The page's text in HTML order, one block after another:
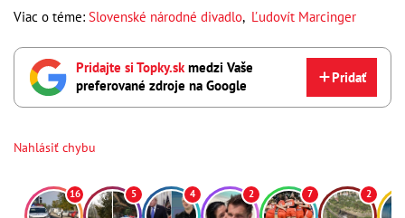
Viac o téme: Slovenské národné divadlo, Ľudovít Marcinger
Pridajte si Topky.skmedzi Vaše
preferované zdroje na Google
Pridať
Nahlásiť chybu
16 5 4 2 7 2